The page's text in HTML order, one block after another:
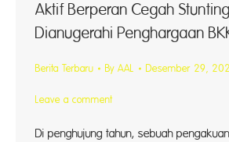
Aktif Berperan Cegah Stunting
Dianugerahi Penghargaan
Berita Terbaru By AAL Desember 29,
Leave a comment
Di penghujung tahun, sebuah